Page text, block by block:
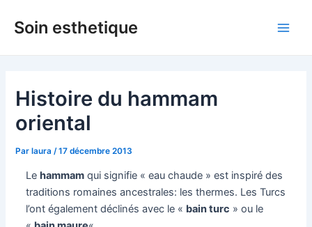
Soin esthetique
Histoire du hammam
oriental
Parlaura /17 décembre 2013
Le hammam qui signifie « eau chaude » est inspiré des
traditions romaines ancestrales: les thermes. Les Turcs
l’ont également déclinés avec le « bain turc » ou le